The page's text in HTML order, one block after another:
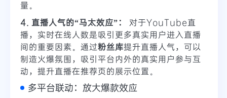
量。
4. 直播人气的“马太效应”：
对于YouTube直
播，实时在线人数是吸引更多真实用户进入直播
间的重要因素。通过粉丝库提升直播人气，可以
制造火爆氛围，吸引平台内外的真实用户参与互
动，提升直播在推荐页的展示位置。
多平台联动：放大爆款效应